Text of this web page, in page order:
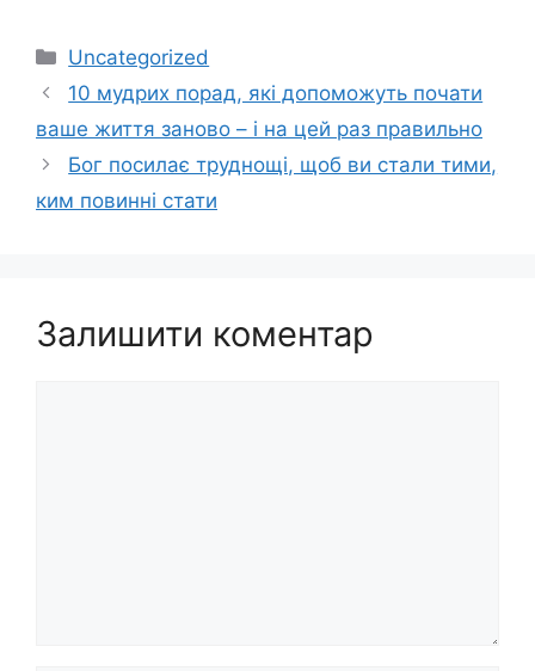
Категорії
Uncategorized
10 мудрих порад, які допоможуть почати
ваше життя заново – і на цей раз правильно
Бог посилає труднощі, щоб ви стали тими,
ким повинні стати
Залишити коментар